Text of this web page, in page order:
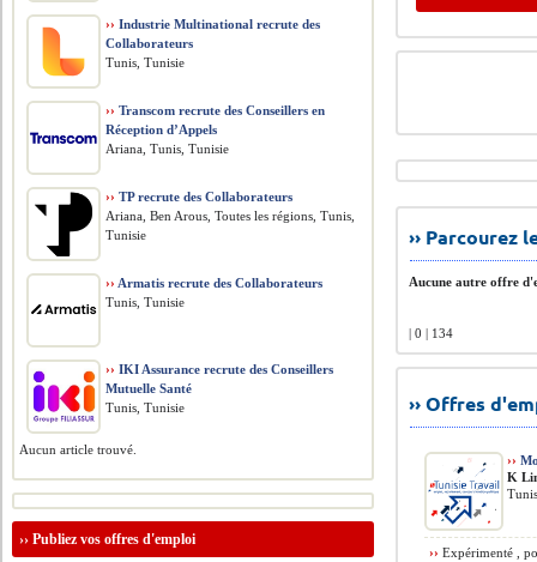
››
Aucune autre offre
| 0 | 134
›› Offres
››
K
›› Expérimenté ,
›› Industrie Multinational recrute des
Collaborateurs
Tunis, Tunisie
›› Transcom recrute des Conseillers en
Réception d’Appels
Ariana, Tunis, Tunisie
›› TP recrute des Collaborateurs
Ariana, Ben Arous, Toutes les régions, Tunis,
Tunisie
›› Armatis recrute des Collaborateurs
Tunis, Tunisie
›› IKI Assurance recrute des Conseillers
Mutuelle Santé
Tunis, Tunisie
Aucun article trouvé.
››Publiez vos offres d'emploi